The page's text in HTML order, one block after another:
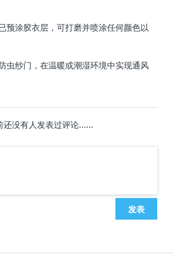
预涂胶衣层，可打磨并喷涂任何颜色以
虫纱门，在温暖或潮湿环境中实现通风
还没有人发表过评论......
发表